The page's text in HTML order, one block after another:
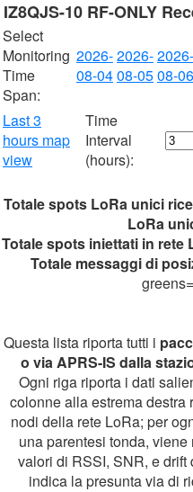
IZ8QJS-10 RF-ONLY
Select
Monitoring
Time
Span:
2026-
08-04
2026-
08-05
2026-
08-06
Last 3
hours map
view
Time
Interval
(hours):
Totale spots LoRa unici
LoRa
Totale spots iniettati in rete
Totale messaggi di
Questa lista riporta tutti i
o via APRS-IS dalla
Ogni riga riporta i dati
colonne alla estrema destra
nodi della rete LoRa; per
una parentesi tonda,
valori di RSSI, SNR, e
indica la presunta via di